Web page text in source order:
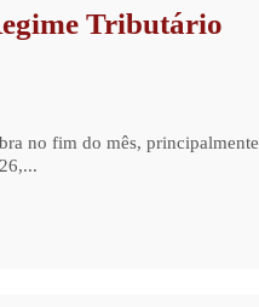
Tributário
no fim do mês, principalmente